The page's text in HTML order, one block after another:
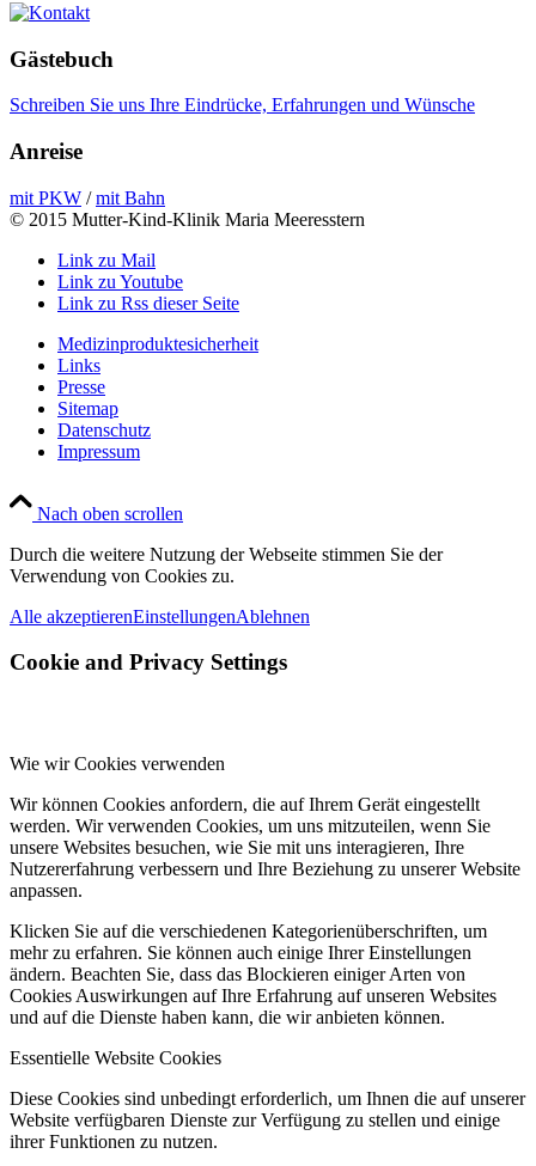
Gästebuch
Schreiben Sie uns Ihre Eindrücke, Erfahrungen und Wünsche
Anreise
mit PKW /mit Bahn
© 2015 Mutter-Kind-Klinik Maria Meeresstern
Link zu Mail
Link zu Youtube
Link zu Rss dieser Seite
Medizinproduktesicherheit
Links
Presse
Sitemap
Datenschutz
Impressum
Nach oben scrollen
Durch die weitere Nutzung der Webseite stimmen Sie der
Verwendung von Cookies zu.
Alle akzeptierenEinstellungenAblehnen
Cookie and Privacy Settings
Wie wir Cookies verwenden
Wir können Cookies anfordern, die auf Ihrem Gerät eingestellt
werden. Wir verwenden Cookies, um uns mitzuteilen, wenn Sie
unsere Websites besuchen, wie Sie mit uns interagieren, Ihre
Nutzererfahrung verbessern und Ihre Beziehung zu unserer Website
anpassen.
Klicken Sie auf die verschiedenen Kategorienüberschriften, um
mehr zu erfahren. Sie können auch einige Ihrer Einstellungen
ändern. Beachten Sie, dass das Blockieren einiger Arten von
Cookies Auswirkungen auf Ihre Erfahrung auf unseren Websites
und auf die Dienste haben kann, die wir anbieten können.
Essentielle Website Cookies
Diese Cookies sind unbedingt erforderlich, um Ihnen die auf unserer
Website verfügbaren Dienste zur Verfügung zu stellen und einige
ihrer Funktionen zu nutzen.